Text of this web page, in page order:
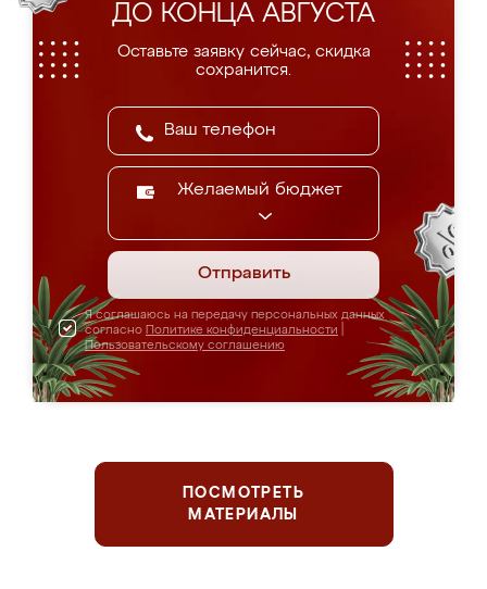
ДО КОНЦА АВГУСТА
Оставьте заявку сейчас, скидка
сохранится.
Желаемый бюджет
Отправить
Я соглашаюсь на передачу персональных данных
согласно Политике конфиденциальности
Пользовательскому соглашению
ПОСМОТРЕТЬ
МАТЕРИАЛЫ